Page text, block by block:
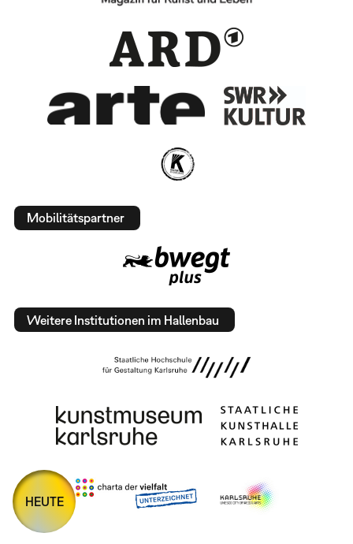
Mobilitätspartner
Weitere Institutionen im Hallenbau
HEUTE